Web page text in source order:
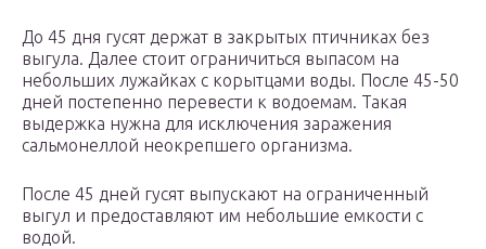
До 45 дня гусят держат в закрытых птичниках без
выгула. Далее стоит ограничиться выпасом на
небольших лужайках с корытцами воды. После 45-50
дней постепенно перевести к водоемам. Такая
выдержка нужна для исключения заражения
сальмонеллой неокрепшего организма.
После 45 дней гусят выпускают на ограниченный
выгул и предоставляют им небольшие емкости с
водой.